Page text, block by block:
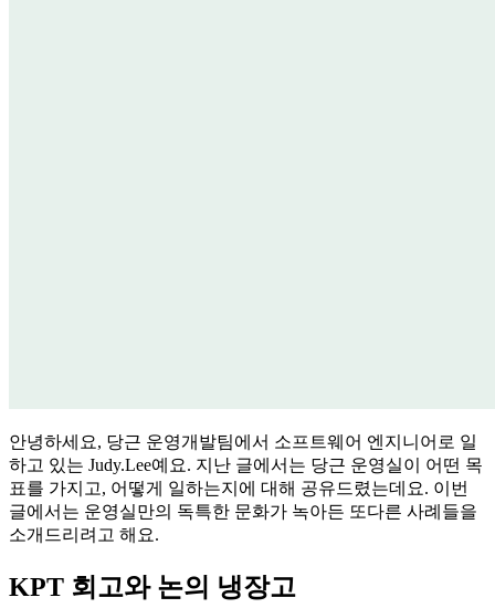
안녕하세요, 당근 운영개발팀에서 소프트웨어 엔지니어로 일
하고 있는 Judy.Lee예요. 지난 글에서는 당근 운영실이 어떤 목
표를 가지고, 어떻게 일하는지에 대해 공유드렸는데요. 이번
글에서는 운영실만의 독특한 문화가 녹아든 또다른 사례들을
소개드리려고 해요.
KPT 회고와 논의 냉장고